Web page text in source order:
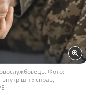
Фото:
справ,